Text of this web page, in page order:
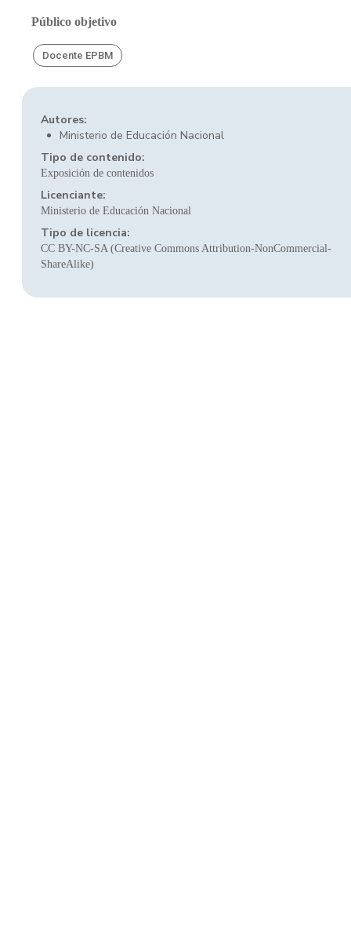
Público objetivo
Docente EPBM
Autores:
Ministerio de Educación Nacional
Tipo de contenido:
Exposición de contenidos
Licenciante:
Ministerio de Educación Nacional
Tipo de licencia:
CC BY-NC-SA (Creative Commons Attribution-NonCommercial-
ShareAlike)